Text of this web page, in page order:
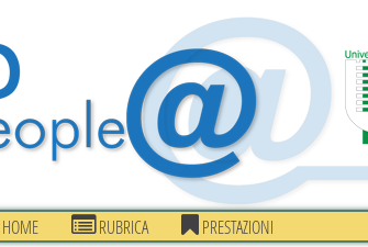
HOME RUBRICA PRESTAZIONI